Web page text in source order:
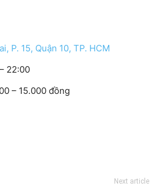
P. 15, Quận 10, TP. HCM
22:00
– 15.000 đồng
Next article